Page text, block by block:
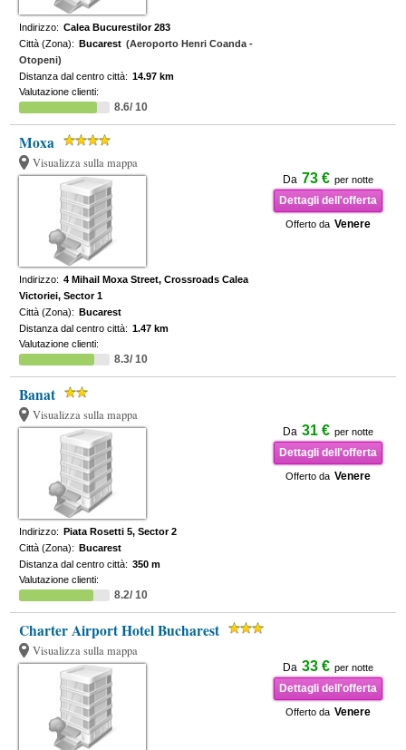
Indirizzo: Calea Bucurestilor 283
Città (Zona): Bucarest (Aeroporto Henri Coanda -
Otopeni)
Distanza dal centro città: 14.97 km
Valutazione clienti:
8.6/ 10
Moxa
Visualizza sulla mappa
Da 73 € per notte
Dettagli dell'offerta
Offerto da Venere
Indirizzo: 4 Mihail Moxa Street, Crossroads Calea
Victoriei, Sector 1
Città (Zona): Bucarest
Distanza dal centro città: 1.47 km
Valutazione clienti:
8.3/ 10
Banat
Visualizza sulla mappa
Da 31 € per notte
Dettagli dell'offerta
Offerto da Venere
Indirizzo: Piata Rosetti 5, Sector 2
Città (Zona): Bucarest
Distanza dal centro città: 350 m
Valutazione clienti:
8.2/ 10
Charter Airport Hotel Bucharest
Visualizza sulla mappa
Da 33 € per notte
Dettagli dell'offerta
Offerto da Venere